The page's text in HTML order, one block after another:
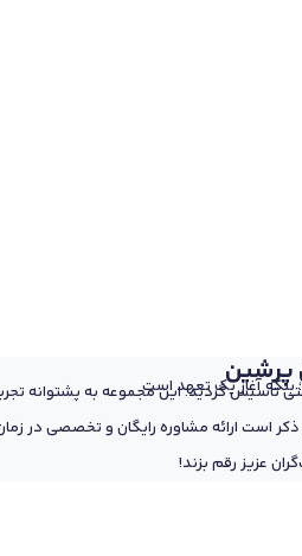
پرشین
آغاز یک تعهد است
و تجهیزات صنعتی تاسیس گردید. این مجموعه
ارائه مشاوره رایگان و تخصصی در
عزیز رقم بزند!